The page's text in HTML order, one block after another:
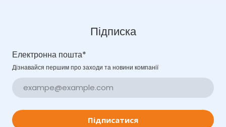
Підписка
Електронна пошта*
Дізнавайся першим про заходи та новини компанії
Підписатися